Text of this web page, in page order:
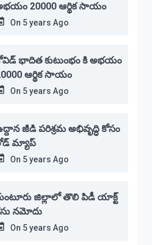
20000 ఆర్థిక సాయం
On 5 years Ago
భాదిత కుటుంభం కి అభయం
ఆర్థిక సాయం
On 5 years Ago
జీడి పరిశ్రమ అభివృద్ధి కోసం
మ్యాప్
On 5 years Ago
జిల్లాలో తొలి పిడీ యాక్ట్
నమోదు
On 5 years Ago